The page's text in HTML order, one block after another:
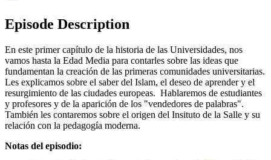
Episode Description
En este primer capítulo de la historia de las Universidades, nos
vamos hasta la Edad Media para contarles sobre las ideas que
fundamentan la creación de las primeras comunidades universitarias.
Les explicamos sobre el saber del Islam, el deseo de aprender y el
resurgimiento de las ciudades europeas. Hablaremos de estudiantes
y profesores y de la aparición de los "vendedores de palabras".
También les contaremos sobre el origen del Insituto de la Salle y su
relación con la pedagogía moderna.
Notas del episodio: